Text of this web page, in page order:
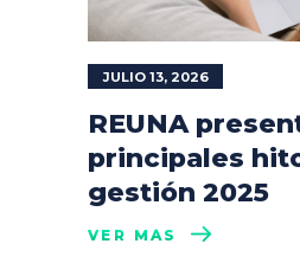
JULIO 13, 2026
REUNA
principales
gestión 2025
VER MÁS